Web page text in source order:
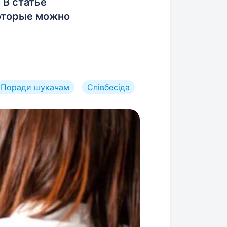
можно
Поради шукачам Співбесіда